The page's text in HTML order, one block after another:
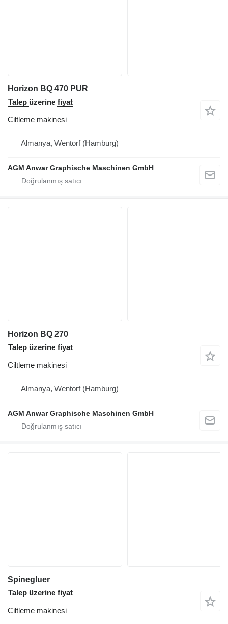
Horizon BQ 470 PUR
Talep üzerine fiyat
Ciltleme makinesi
Almanya, Wentorf (Hamburg)
AGM Anwar Graphische Maschinen GmbH
Horizon BQ 270
Talep üzerine fiyat
Ciltleme makinesi
Almanya, Wentorf (Hamburg)
AGM Anwar Graphische Maschinen GmbH
Spinegluer
Talep üzerine fiyat
Ciltleme makinesi